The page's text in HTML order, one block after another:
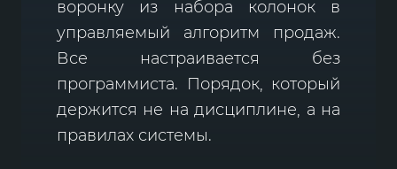
воронку из набора колонок в
управляемый алгоритм продаж.
Все настраивается без
программиста. Порядок, который
держится не на дисциплине, а на
правилах системы.